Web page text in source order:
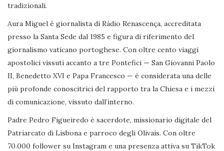
tradizionali.
Aura Miguel è giornalista di Rádio Renascença, accreditata
presso la Santa Sede dal 1985 e figura di riferimento del
giornalismo vaticano portoghese. Con oltre cento viaggi
apostolici vissuti accanto a tre Pontefici — San Giovanni Paolo
II, Benedetto XVI e Papa Francesco — è considerata una delle
più profonde conoscitrici del rapporto tra la Chiesa e i mezzi
di comunicazione, vissuto dall’interno.
Padre Pedro Figueiredo è sacerdote, missionario digitale del
Patriarcato di Lisbona e parroco degli Olivais. Con oltre
70.000 follower su Instagram e una presenza attiva su TikTok